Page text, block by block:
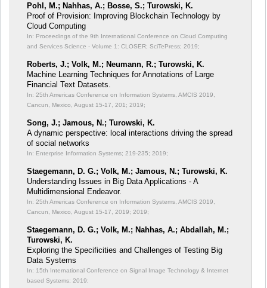
Pohl, M.; Nahhas, A.; Bosse, S.; Turowski, K.
Proof of Provision: Improving Blockchain Technology by
Cloud Computing
In: Proceedings of the 9th International Conference on Cloud Computing
and Services Science - Volume 1: CLOSER; SciTePress; 2019;
Roberts, J.; Volk, M.; Neumann, R.; Turowski, K.
Machine Learning Techniques for Annotations of Large
Financial Text Datasets.
In: 25th Americas Conference on Information Systems, AMCIS 2019,
Cancun, Mexico, August 15-17, 201; 2019;
Song, J.; Jamous, N.; Turowski, K.
A dynamic perspective: local interactions driving the spread
of social networks
In: Enterprise Information Systems; 219-235; 2019;
Staegemann, D. G.; Volk, M.; Jamous, N.; Turowski, K.
Understanding Issues in Big Data Applications - A
Multidimensional Endeavor.
In: 25th Americas Conference on Information Systems, AMCIS 2019,
Cancun, Mexico, August 15-17, 2019; 2019;
Staegemann, D. G.; Volk, M.; Nahhas, A.; Abdallah, M.;
Turowski, K.
Exploring the Specificities and Challenges of Testing Big
Data Systems
In: 15th International Conference on Signal Image Technology & Internet
based Systems; 2019;